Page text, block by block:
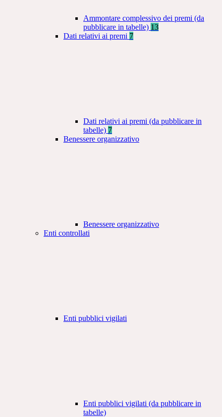
Ammontare complessivo dei premi (da
pubblicare in tabelle) 13
Dati relativi ai premi 7
Dati relativi ai premi (da pubblicare in
tabelle) 7
Benessere organizzativo
Benessere organizzativo
Enti controllati
Enti pubblici vigilati
Enti pubblici vigilati (da pubblicare in
tabelle)